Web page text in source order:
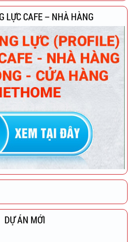
LỰC CAFE – NHÀ HÀNG
DỰ ÁN MỚI